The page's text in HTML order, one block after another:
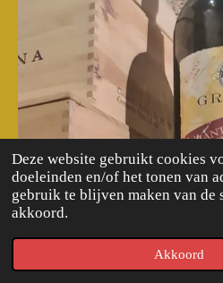
Deze website gebruikt cookies
doeleinden en/of het tonen van
gebruik te blijven maken van de
akkoord.
Akkoord